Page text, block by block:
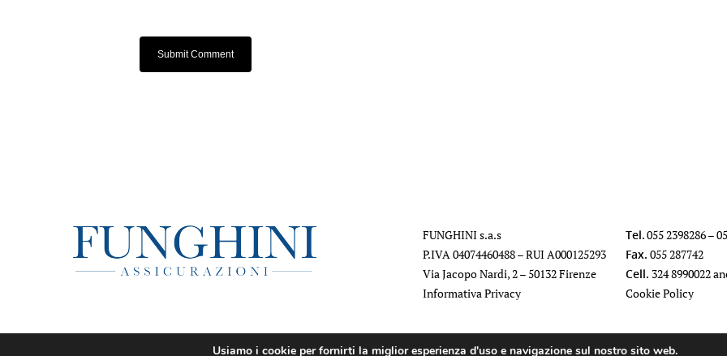
FUNGHINI s.a.s
P.IVA 04074460488 – RUI A000125293
Via Jacopo Nardi, 2 – 50132 Firenze
Informativa Privacy
Tel.055 2398286–
Fax. 055 287742
Cell. 324 8990022
Cookie Policy
Usiamo i cookie per fornirti la miglior esperienza d'uso e navigazione sul nostro sito web.